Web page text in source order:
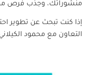
منشوراتك، وجذب فرص
إذا كنت تبحث عن تطوير
التعاون مع محمود